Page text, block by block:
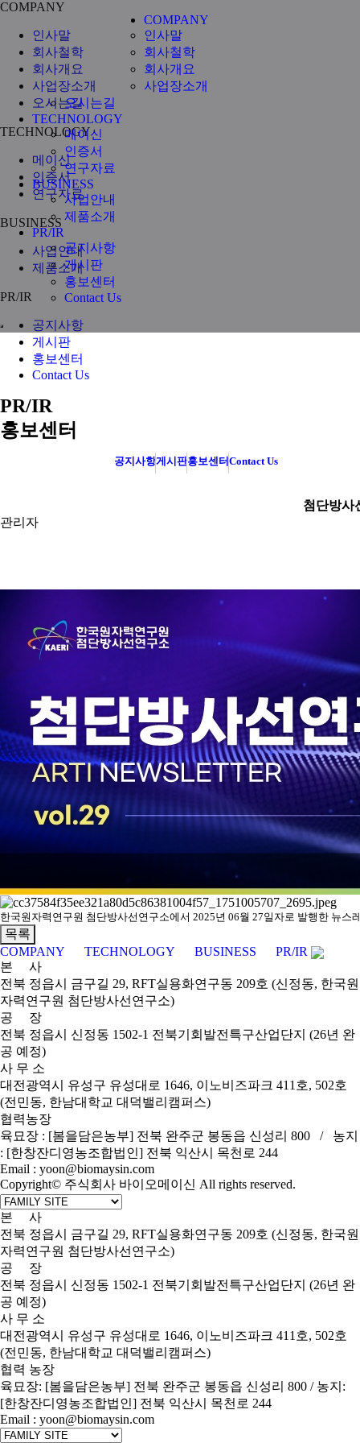
COMPANY
인사말
회사철학
회사개요
사업장소개
오시는길
TECHNOLOGY
메이신
인증서
연구자료
BUSINESS
사업안내
제품소개
PR/IR
공지사항
게시판
홍보센터
Contact Us
COMPANY
인사말
회사철학
회사개요
사업장소개
오시는길
TECHNOLOGY
메이신
인증서
연구자료
BUSINESS
사업안내
제품소개
PR/IR
공지사항
게시판
홍보센터
Contact Us
PR/IR
홍보센터
공지사항게시판홍보센터 Contact Us
첨단방사
관리자
한국원자력연구원 첨단방사선연구소에서 2025년 06월 27일자로 발행한 뉴스
COMPANY TECHNOLOGY BUSINESS
PR/IR
본 사
전북 정읍시 금구길 29, RFT실용화연구동 209호 (신정동, 한국원
자력연구원 첨단방사선연구소)
공 장
전북 정읍시 신정동 1502-1 전북기회발전특구산업단지 (26년 완
공 예정)
사 무 소
대전광역시 유성구 유성대로 1646, 이노비즈파크 411호, 502호
(전민동, 한남대학교 대덕밸리캠퍼스)
협력농장
육묘장 : [봄을담은농부] 전북 완주군 봉동읍 신성리 800 / 농지
: [한창잔디영농조합법인] 전북 익산시 목천로 244
Email : yoon@biomaysin.com
Copyright© 주식회사 바이오메이신 All rights reserved.
본 사
전북 정읍시 금구길 29, RFT실용화연구동 209호 (신정동, 한국원
자력연구원 첨단방사선연구소)
공 장
전북 정읍시 신정동 1502-1 전북기회발전특구산업단지 (26년 완
공 예정)
사 무 소
대전광역시 유성구 유성대로 1646, 이노비즈파크 411호, 502호
(전민동, 한남대학교 대덕밸리캠퍼스)
협력 농장
육묘장: [봄을담은농부] 전북 완주군 봉동읍 신성리 800 / 농지:
[한창잔디영농조합법인] 전북 익산시 목천로 244
Email : yoon@biomaysin.com